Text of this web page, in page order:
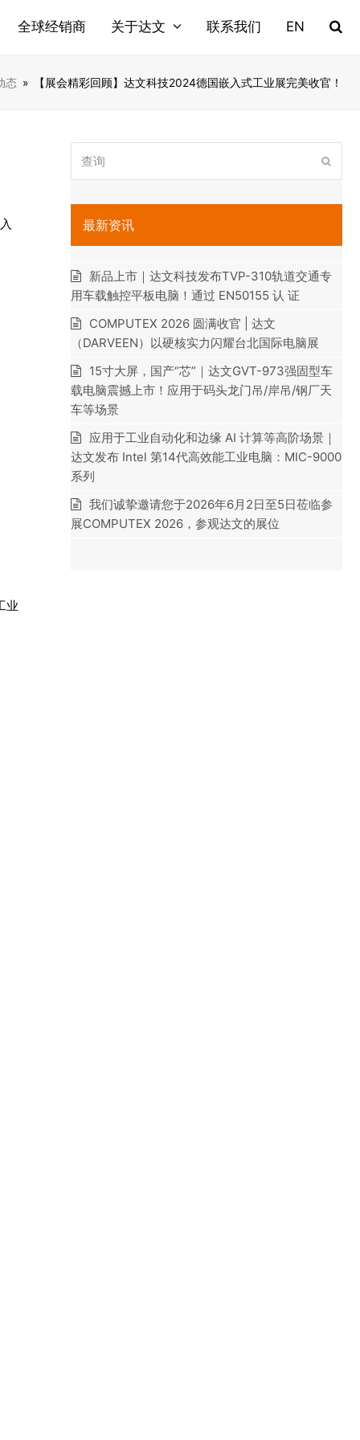
全球经销商 关于达文 联系我们 EN
态 » 【展会精彩回顾】达文科技2024德国嵌入式工业展完美收官！
业
询
最新资讯
新品上市｜达文科技发布TVP-310轨道交通专
用车载触控平板电脑！通过 EN50155 认 证
COMPUTEX 2026 圆满收官 | 达文
（DARVEEN）以硬核实力闪耀台北国际电脑展
15寸大屏，国产“芯”｜达文GVT-973强固型车
载电脑震撼上市！应用于码头龙门吊/岸吊/钢厂天
车等场景
应用于工业自动化和边缘 AI 计算等高阶场景｜
达文发布 Intel 第14代高效能工业电脑：MIC-9000
系列
我们诚挚邀请您于2026年6月2日至5日莅临参
展COMPUTEX 2026，参观达文的展位